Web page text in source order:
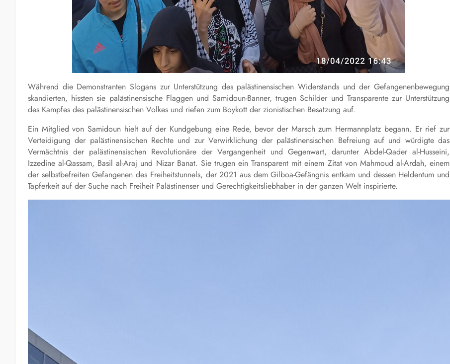
Während die Demonstranten Slogans zur Unterstützung des palästinensischen Widerstands und der Gefangenenbewegung
skandierten, hissten sie palästinensische Flaggen und Samidoun-Banner, trugen Schilder und Transparente zur Unterstützung
des Kampfes des palästinensischen Volkes und riefen zum Boykott der zionistischen Besatzung auf.
Ein Mitglied von Samidoun hielt auf der Kundgebung eine Rede, bevor der Marsch zum Hermannplatz begann. Er rief zur
Verteidigung der palästinensischen Rechte und zur Verwirklichung der palästinensischen Befreiung auf und würdigte das
Vermächtnis der palästinensischen Revolutionäre der Vergangenheit und Gegenwart, darunter Abdel-Qader al-Husseini,
Izzedine al-Qassam, Basil al-Araj und Nizar Banat. Sie trugen ein Transparent mit einem Zitat von Mahmoud al-Ardah, einem
der selbstbefreiten Gefangenen des Freiheitstunnels, der 2021 aus dem Gilboa-Gefängnis entkam und dessen Heldentum und
Tapferkeit auf der Suche nach Freiheit Palästinenser und Gerechtigkeitsliebhaber in der ganzen Welt inspirierte.